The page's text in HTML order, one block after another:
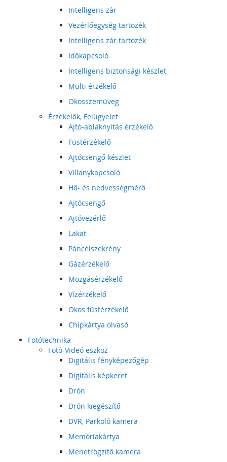
Intelligens zár
Vezérlőegység tartozék
Intelligens zár tartozék
Időkapcsoló
Intelligens biztonsági készlet
Multi érzékelő
Okosszemüveg
Érzékelők, Felügyelet
Ajtó-ablaknyitás érzékelő
Füstérzékelő
Ajtócsengő készlet
Villanykapcsoló
Hő- és nedvességmérő
Ajtócsengő
Ajtóvezérlő
Lakat
Páncélszekrény
Gázérzékelő
Mozgásérzékelő
Vízérzékelő
Okos füstérzékelő
Chipkártya olvasó
Fotótechnika
Fotó-Videó eszköz
Digitális fényképezőgép
Digitális képkeret
Drón
Drón kiegészítő
DVR, Parkoló kamera
Memóriakártya
Menetrögzítő kamera